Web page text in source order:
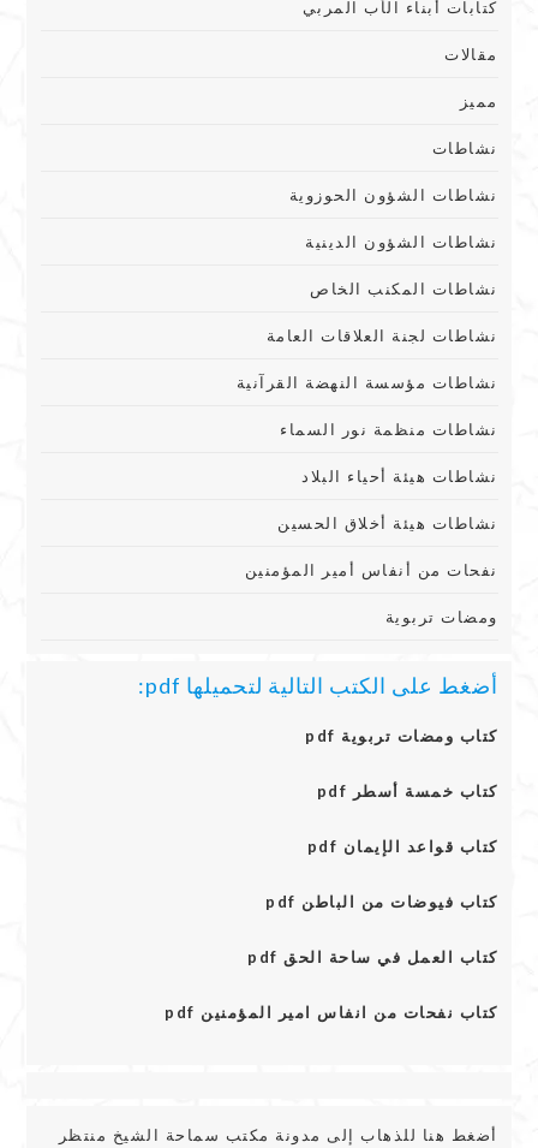
كتابات أبناء الأب المربي
مقالات
مميز
نشاطات
نشاطات الشؤون الحوزوية
نشاطات الشؤون الدينية
نشاطات المكنب الخاص
نشاطات لجنة العلاقات العامة
نشاطات مؤسسة النهضة القرآنية
نشاطات منظمة نور السماء
نشاطات هيئة أحياء البلاد
نشاطات هيئة أخلاق الحسين
نفحات من أنفاس أمير المؤمنين
ومضات تربوية
أضغط على الكتب التالية لتحميلها pdf:
كتاب ومضات تربوية pdf
كتاب خمسة أسطر pdf
كتاب قواعد الإيمان pdf
كتاب فيوضات من الباطن pdf
كتاب العمل في ساحة الحق pdf
كتاب نفحات من انفاس امير المؤمنين pdf
أضغط هنا للذهاب إلى مدونة مكتب سماحة الشيخ منتظر